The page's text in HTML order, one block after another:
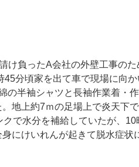
け負ったA会社の外壁工事のた
分頃家を出て車で現場に向か
の半袖シャツと長袖作業着・
地上約7ｍの足場上で炎天下
で水分を補給していたが、10
にけいれんが起きて脱水症状